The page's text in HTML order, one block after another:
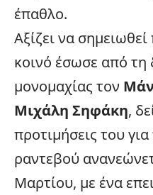
έπαθλο.
Αξίζει να
κοινό έσωσε από τη
μονομαχίας τον
Μιχάλη Σηφάκη,
προτιμήσεις του
ραντεβού
Μαρτίου, με ένα